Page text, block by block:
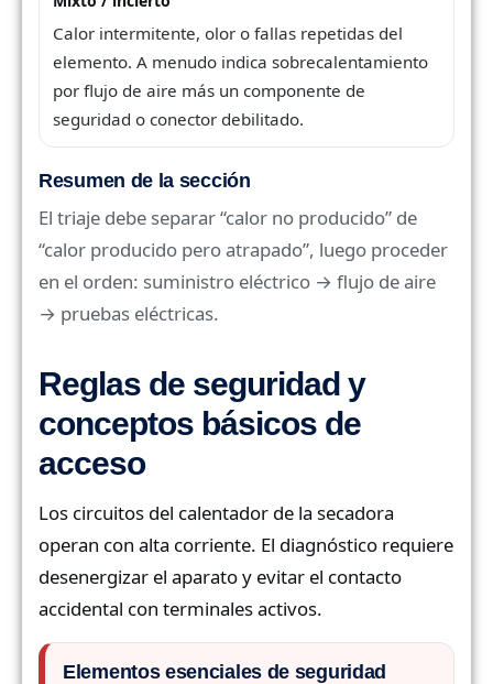
Calor intermitente, olor o fallas repetidas del
elemento. A menudo indica sobrecalentamiento
por flujo de aire más un componente de
seguridad o conector debilitado.
Resumen de la sección
El triaje debe separar “calor no producido” de
“calor producido pero atrapado”, luego proceder
en el orden: suministro eléctrico → flujo de aire
→ pruebas eléctricas.
Reglas de seguridad y
conceptos básicos de
acceso
Los circuitos del calentador de la secadora
operan con alta corriente. El diagnóstico requiere
desenergizar el aparato y evitar el contacto
accidental con terminales activos.
Elementos esenciales de seguridad